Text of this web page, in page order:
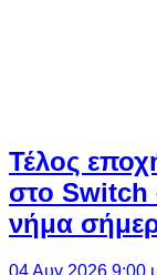
Τέλος
στο Switch
νήμα
04 Αυγ 2026 9:00